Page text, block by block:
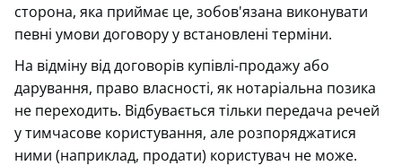
сторона, яка приймає це, зобов'язана виконувати
певні умови договору у встановлені терміни.
На відміну від договорів купівлі-продажу або
дарування, право власності, як нотаріальна позика
не переходить. Відбувається тільки передача речей
у тимчасове користування, але розпоряджатися
ними (наприклад, продати) користувач не може.